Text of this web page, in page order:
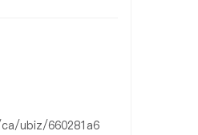
ubiz/660281a6